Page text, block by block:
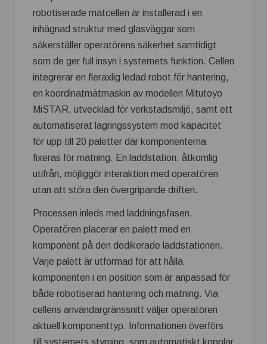
robotiserade mätcellen är installerad i en
inhägnad struktur med glasväggar som
säkerställer operatörens säkerhet samtidigt
som de ger full insyn i systemets funktion. Cellen
integrerar en fleraxlig ledad robot för hantering,
en koordinatmätmaskin av modellen Mitutoyo
MiSTAR, utvecklad för verkstadsmiljö, samt ett
automatiserat lagringssystem med kapacitet
för upp till 20 paletter där komponenterna
fixeras för mätning. En laddstation, åtkomlig
utifrån, möjliggör interaktion med operatören
utan att störa den övergripande driften.
Processen inleds med laddningsfasen.
Operatören placerar en palett med en
komponent på den dedikerade laddstationen.
Varje palett är utformad för att hålla
komponenten i en position som är anpassad för
både robotiserad hantering och mätning. Via
cellens användargränssnitt väljer operatören
aktuell komponenttyp. Informationen överförs
till systemets styrning, som automatiskt kopplar